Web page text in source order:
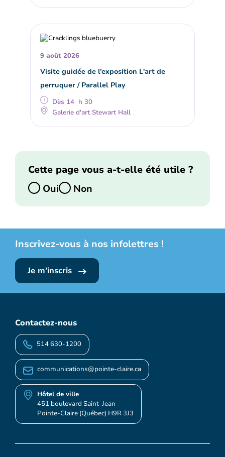
9 août 2026
Visite guidée de l’exposition L'art de
perruquer / Parallel Play
Dès 14 h 30
Galerie d'art Stewart Hall
Cette page vous a-t-elle été utile ?
Oui
Non
Inscrivez-vous à nos infolettres !
Je m'inscris
Contactez-nous
514 630-1200
communications@pointe-claire.ca
Hôtel de ville
451 boulevard Saint-Jean
Pointe-Claire (Québec) H9R 3J3